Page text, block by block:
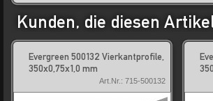
Kunden, die diesen
Evergreen 500132 Vierkantprofile,
350x0,75x1,0 mm
Art.Nr.: 715-500132